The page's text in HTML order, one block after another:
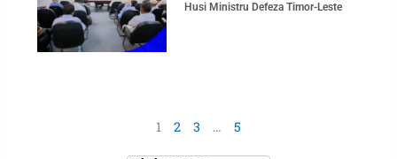
Husi Ministru Defeza Timor-Leste
1 2 3 … 5